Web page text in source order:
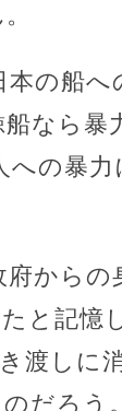
の船へ
なら暴
の暴力
からの
と記憶
渡しに
だろう